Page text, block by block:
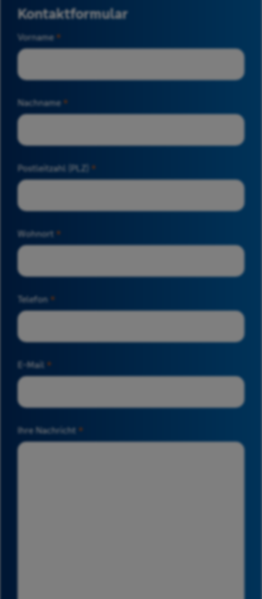
Kontaktformular
Vorname *
Nachname *
Postleitzahl (PLZ) *
Wohnort *
Telefon *
E-Mail *
Ihre Nachricht *